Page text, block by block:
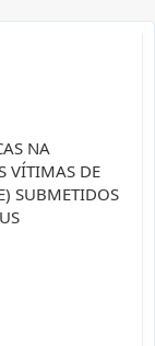
NA
VÍTIMAS DE
SUBMETIDOS